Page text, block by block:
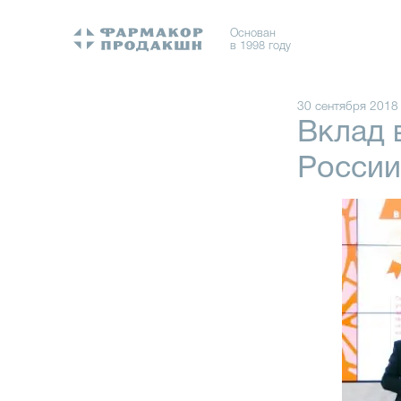
Основан
в 1998 году
30 сентября 2018
Вклад
России